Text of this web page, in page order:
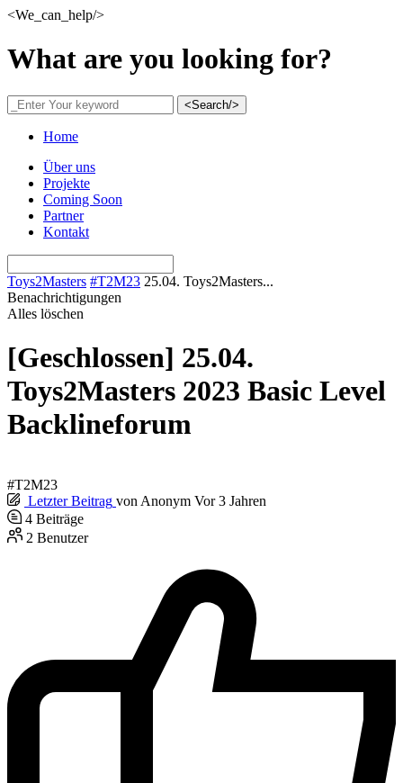
<We_can_help/>
What are you looking for?
<Search/>
Home
Über uns
Projekte
Coming Soon
Partner
Kontakt
Toys2Masters #T2M23 25.04. Toys2Masters...
Benachrichtigungen
Alles löschen
[Geschlossen] 25.04.
Toys2Masters 2023 Basic Level
Backlineforum
#T2M23
Letzter Beitrag von Anonym Vor 3 Jahren
4 Beiträge
2 Benutzer